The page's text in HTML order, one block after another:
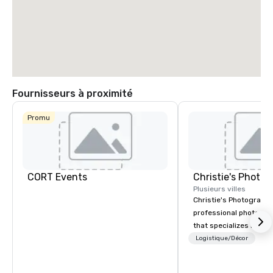
Fournisseurs à proximité
Promu
CORT Events
Plusieurs villes
Christie's
professional
that specializes in
for corporate events.
Logistique/Décor